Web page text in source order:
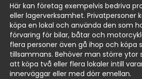
Här kan företag exempelvis bedriva
eller lagerverksamhet. Privatpersoner
köpa en lokal och använda den som
förvaring för bilar, båtar och
flera personer även gå ihop och köpa
tillsammans. Behöver man större ytor
att köpa två eller flera lokaler intill
innerväggar eller med dörr emellan.